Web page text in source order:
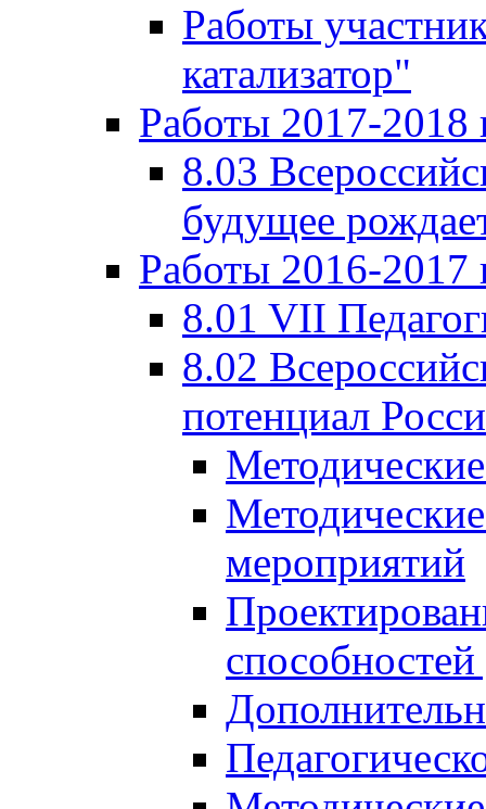
Работы
катализатор"
Работы 2017-2018
8.03
будущее
Работы 2016-2017
8.01 VII
8.02
потенциал
мероприятий